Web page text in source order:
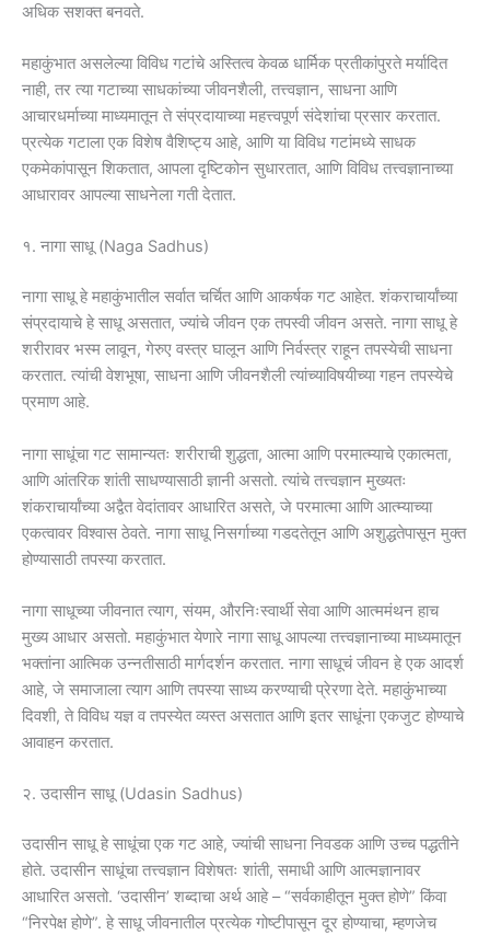
अधिक सशक्त बनवते.
महाकुंभात असलेल्या विविध गटांचे अस्तित्व केवळ धार्मिक प्रतीकांपुरते मर्यादित
नाही, तर त्या गटाच्या साधकांच्या जीवनशैली, तत्त्वज्ञान, साधना आणि
आचारधर्माच्या माध्यमातून ते संप्रदायाच्या महत्त्वपूर्ण संदेशांचा प्रसार करतात.
प्रत्येक गटाला एक विशेष वैशिष्ट्य आहे, आणि या विविध गटांमध्ये साधक
एकमेकांपासून शिकतात, आपला दृष्टिकोन सुधारतात, आणि विविध तत्त्वज्ञानाच्या
आधारावर आपल्या साधनेला गती देतात.
१. नागा साधू (Naga Sadhus)
नागा साधू हे महाकुंभातील सर्वात चर्चित आणि आकर्षक गट आहेत. शंकराचार्यांच्या
संप्रदायाचे हे साधू असतात, ज्यांचे जीवन एक तपस्वी जीवन असते. नागा साधू हे
शरीरावर भस्म लावून, गेरुए वस्त्र घालून आणि निर्वस्त्र राहून तपस्येची साधना
करतात. त्यांची वेशभूषा, साधना आणि जीवनशैली त्यांच्याविषयीच्या गहन तपस्येचे
प्रमाण आहे.
नागा साधूंचा गट सामान्यतः शरीराची शुद्धता, आत्मा आणि परमात्म्याचे एकात्मता,
आणि आंतरिक शांती साधण्यासाठी ज्ञानी असतो. त्यांचे तत्त्वज्ञान मुख्यतः
शंकराचार्यांच्या अद्वैत वेदांतावर आधारित असते, जे परमात्मा आणि आत्म्याच्या
एकत्वावर विश्वास ठेवते. नागा साधू निसर्गाच्या गडदतेतून आणि अशुद्धतेपासून मुक्त
होण्यासाठी तपस्या करतात.
नागा साधूच्या जीवनात त्याग, संयम, औरनिःस्वार्थी सेवा आणि आत्ममंथन हाच
मुख्य आधार असतो. महाकुंभात येणारे नागा साधू आपल्या तत्त्वज्ञानाच्या माध्यमातून
भक्तांना आत्मिक उन्नतीसाठी मार्गदर्शन करतात. नागा साधूचं जीवन हे एक आदर्श
आहे, जे समाजाला त्याग आणि तपस्या साध्य करण्याची प्रेरणा देते. महाकुंभाच्या
दिवशी, ते विविध यज्ञ व तपस्येत व्यस्त असतात आणि इतर साधूंना एकजुट होण्याचे
आवाहन करतात.
२. उदासीन साधू (Udasin Sadhus)
उदासीन साधू हे साधूंचा एक गट आहे, ज्यांची साधना निवडक आणि उच्च पद्धतीने
होते. उदासीन साधूंचा तत्त्वज्ञान विशेषतः शांती, समाधी आणि आत्मज्ञानावर
आधारित असतो. ‘उदासीन’ शब्दाचा अर्थ आहे – “सर्वकाहीतून मुक्त होणे” किंवा
“निरपेक्ष होणे”. हे साधू जीवनातील प्रत्येक गोष्टीपासून दूर होण्याचा, म्हणजेच